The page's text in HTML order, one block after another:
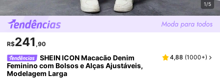
1/5
R$241 ,90
SHEIN ICON Macacão Denim
Feminino com Bolsos e Alças Ajustáveis,
Modelagem Larga
4,88 (1000+)